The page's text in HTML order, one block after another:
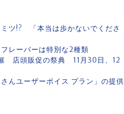
ミツ!? 「本当は歩かないでくださ
レーバーは特別な2種類
催 店頭販促の祭典 11月30日、12
んユーザーボイス プラン」の提供